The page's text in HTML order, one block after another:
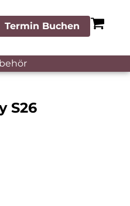
Termin Buchen
S26